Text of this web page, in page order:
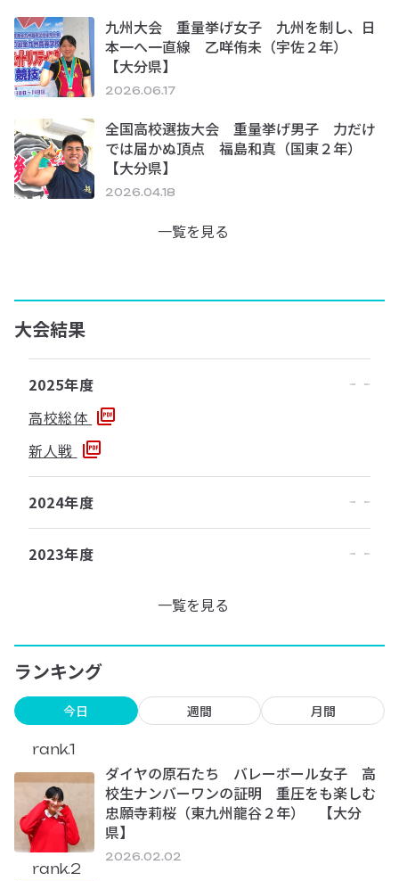
九州大会 重量挙げ女子 九州を制し、日
本一へ一直線 乙咩侑未（宇佐２年）
【大分県】
2026.06.17
全国高校選抜大会 重量挙げ男子 力だけ
では届かぬ頂点 福島和真（国東２年）
【大分県】
2026.04.18
一覧を見る
大会結果
2025年度
高校総体
新人戦
2024年度
2023年度
一覧を見る
ランキング
今日 週間 月間
rank.1
ダイヤの原石たち バレーボール女子 高
校生ナンバーワンの証明 重圧をも楽しむ
忠願寺莉桜（東九州龍谷２年） 【大分
県】
2026.02.02
rank.2